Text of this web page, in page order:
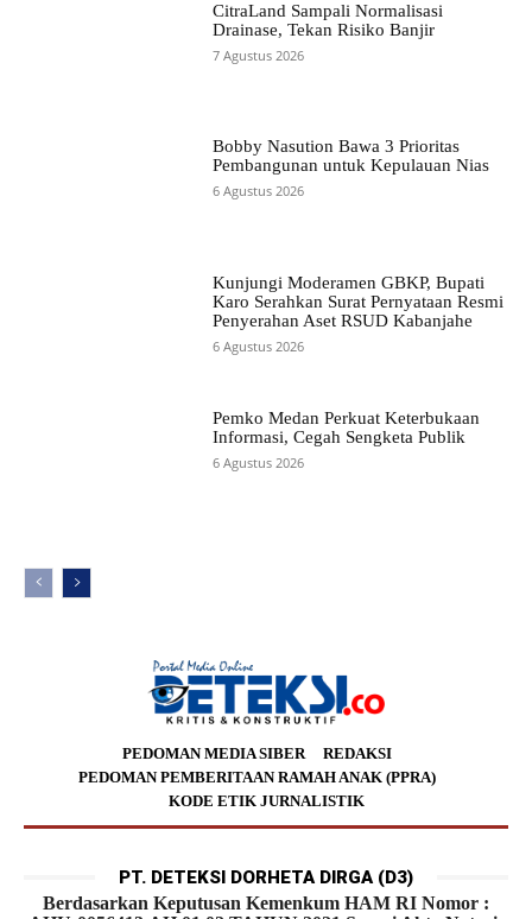
CitraLand Sampali Normalisasi
Drainase, Tekan Risiko Banjir
7 Agustus 2026
Bobby Nasution Bawa 3 Prioritas
Pembangunan untuk Kepulauan Nias
6 Agustus 2026
Kunjungi Moderamen GBKP, Bupati
Karo Serahkan Surat Pernyataan Resmi
Penyerahan Aset RSUD Kabanjahe
6 Agustus 2026
Pemko Medan Perkuat Keterbukaan
Informasi, Cegah Sengketa Publik
6 Agustus 2026
PEDOMAN MEDIA SIBER
REDAKSI
PEDOMAN PEMBERITAAN RAMAH ANAK (PPRA)
KODE ETIK JURNALISTIK
PT. DETEKSI DORHETA DIRGA (D3)
Berdasarkan Keputusan Kemenkum HAM RI Nomor :